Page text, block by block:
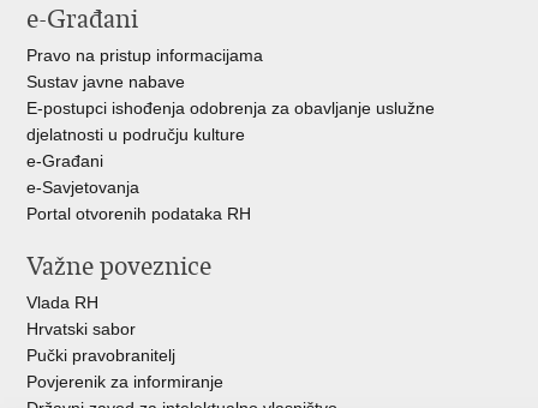
e-Građani
Pravo na pristup informacijama
Sustav javne nabave
E-postupci ishođenja odobrenja za obavljanje uslužne
djelatnosti u području kulture
e-Građani
e-Savjetovanja
Portal otvorenih podataka RH
Važne poveznice
Vlada RH
Hrvatski sabor
Pučki pravobranitelj
Povjerenik za informiranje